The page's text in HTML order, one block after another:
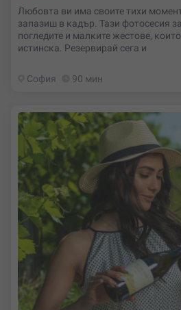
Любовта ви има своите тихи
запазиш в кадър. Тази фотосесия
погледите и малките жестове,
истинска. Резервирай сега и
София 90 мин